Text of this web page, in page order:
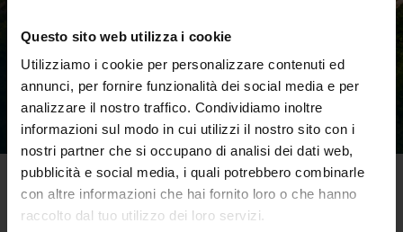
Questo sito web utilizza i cookie
Utilizziamo i cookie per personalizzare contenuti ed
annunci, per fornire funzionalità dei social media e per
analizzare il nostro traffico. Condividiamo inoltre
informazioni sul modo in cui utilizzi il nostro sito con i
nostri partner che si occupano di analisi dei dati web,
pubblicità e social media, i quali potrebbero combinarle
con altre informazioni che hai fornito loro o che hanno
raccolto dal tuo utilizzo dei loro servizi.
EUDR: perché l’attuazione del
Regolamento sulla